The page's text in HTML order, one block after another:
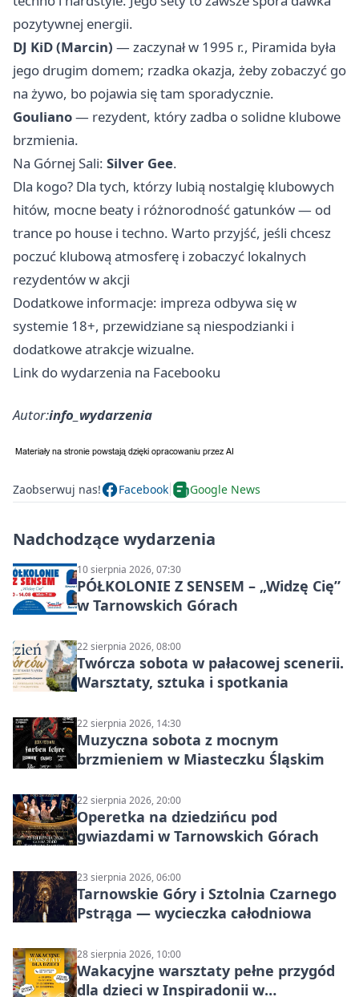
pozytywnej energii.
DJ KiD (Marcin) — zaczynał w 1995 r., Piramida była
jego drugim domem; rzadka okazja, żeby zobaczyć go
na żywo, bo pojawia się tam sporadycznie.
Gouliano— rezydent, który zadba o solidne klubowe
brzmienia.
Na Górnej Sali: Silver Gee.
Dla kogo? Dla tych, którzy lubią nostalgię klubowych
hitów, mocne beaty i różnorodność gatunków — od
trance po house i techno. Warto przyjść, jeśli chcesz
poczuć klubową atmosferę i zobaczyć lokalnych
rezydentów w akcji
Dodatkowe informacje: impreza odbywa się w
systemie 18+, przewidziane są niespodzianki i
dodatkowe atrakcje wizualne.
Link do wydarzenia na Facebooku
Autor:info_wydarzenia
Zaobserwuj nas! Facebook Google News
Nadchodzące wydarzenia
10 sierpnia 2026, 07:30
PÓŁKOLONIE Z SENSEM – „Widzę Cię”
w Tarnowskich Górach
22 sierpnia 2026, 08:00
Twórcza sobota w pałacowej scenerii.
Warsztaty, sztuka i spotkania
22 sierpnia 2026, 14:30
Muzyczna sobota z mocnym
brzmieniem w Miasteczku Śląskim
22 sierpnia 2026, 20:00
Operetka na dziedzińcu pod
gwiazdami w Tarnowskich Górach
23 sierpnia 2026, 06:00
Tarnowskie Góry i Sztolnia Czarnego
Pstrąga — wycieczka całodniowa
28 sierpnia 2026, 10:00
Wakacyjne warsztaty pełne przygód
dla dzieci w Inspiradonii w